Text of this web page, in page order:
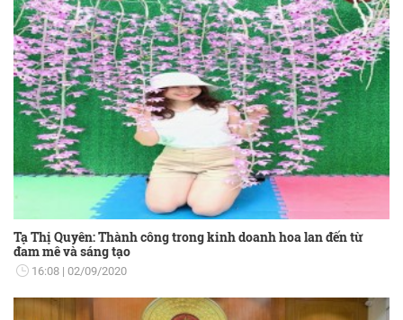
Tạ Thị Quyên: Thành công trong kinh doanh hoa lan đến từ
đam mê và sáng tạo
16:08 02/09/2020